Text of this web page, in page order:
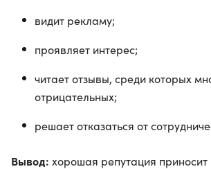
видит рекламу;
проявляет интерес;
читает отзывы, среди которых
отрицательных;
решает отказаться от
Вывод: хорошая репутация